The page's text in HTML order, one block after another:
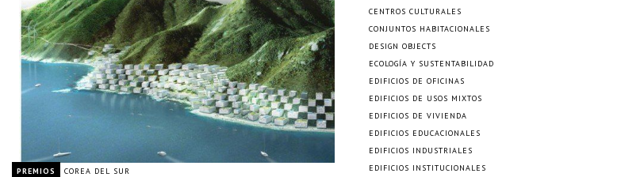
PREMIOS COREA DEL SUR
CENTROS CULTURALES
CONJUNTOS HABITACIONALES
DESIGN OBJECTS
ECOLOGÍA Y SUSTENTABILIDAD
EDIFICIOS DE OFICINAS
EDIFICIOS DE USOS MIXTOS
EDIFICIOS DE VIVIENDA
EDIFICIOS EDUCACIONALES
EDIFICIOS INDUSTRIALES
EDIFICIOS INSTITUCIONALES